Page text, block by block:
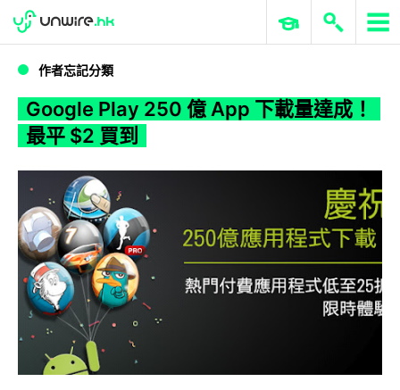
WWDC 2026 ERP 與商業 AI
作者忘記分類
Google Play 250 億 App 下載量達成！
最平 $2 買到